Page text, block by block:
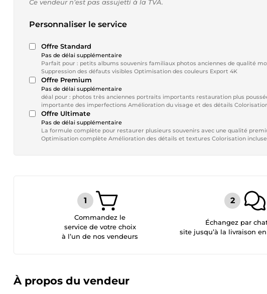
Ce vendeur n’est pas assujetti à la TVA.
Personnaliser le service
Offre Standard
Pas de délai supplémentaire
Parfait pour : petits albums souvenirs familiaux photos anciennes de qualité moyenne Inclus : 3 photos restaurées Amélioration avancée
Suppression des défauts visibles Optimisation des couleurs Export 4K
Offre Premium
Pas de délai supplémentaire
déal pour : photos très anciennes portraits importants restauration plus poussée Inclus : 5 photos restaurées Travail détaillé IA Réduction
importante des imperfections Amélioration du visage et des détails
Offre Ultimate
Pas de délai supplémentaire
La formule complète pour restaurer plusieurs souvenirs avec une qualité premium. Inclus : 10 photos restaurées Restauration
Optimisation complète Amélioration des détails et textures Colorisation
Commandez le
service de votre choix
à l’un de nos vendeurs
Échangez par
site jusqu’à la livraison
À propos du vendeur